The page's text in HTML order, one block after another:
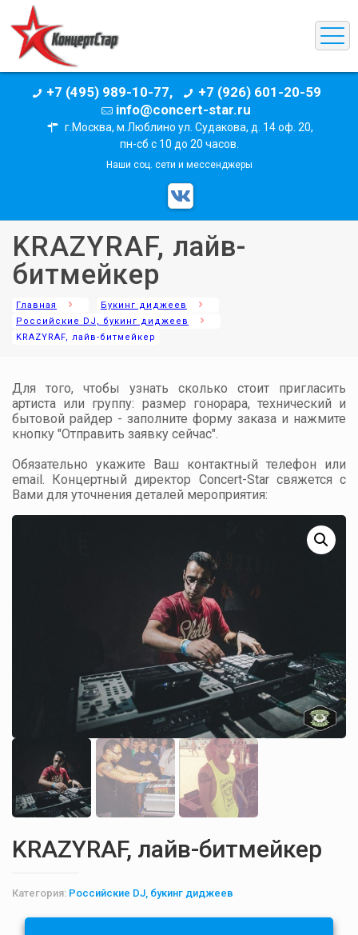
+7 (495) 989-10-77,
+7 (926) 601-20-59
info@concert-star.ru
г.Москва, м.Люблино ул. Судакова, д. 14 оф. 20,
пн-сб с 10 до 20 часов.
Наши соц. сети и мессенджеры
KRAZYRAF, лайв-
битмейкер
Главная
Букинг диджеев
Российские DJ, букинг диджеев
KRAZYRAF, лайв-битмейкер
Для того, чтобы узнать сколько стоит пригласить
артиста или группу: размер гонорара, технический и
бытовой райдер - заполните форму заказа и нажмите
кнопку "Отправить заявку сейчас".
Обязательно укажите Ваш контактный телефон или
email. Концертный директор Concert-Star свяжется с
Вами для уточнения деталей мероприятия:
KRAZYRAF, лайв-битмейкер
Категория: Российские DJ, букинг диджеев